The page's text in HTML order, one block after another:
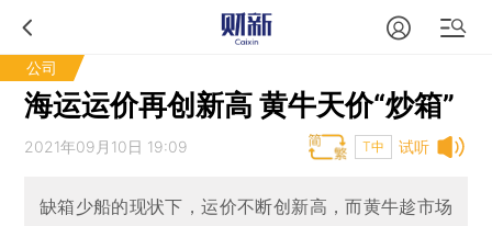
公司
海运运价再创新高 黄牛天价“炒箱”
试听
2021年09月10日 19:09 T中
缺箱少船的现状下，运价不断创新高，而黄牛趁市场